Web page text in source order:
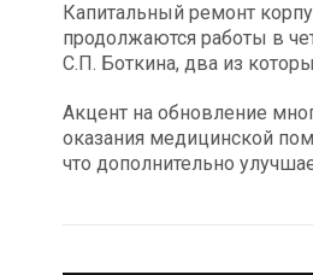
Капитальный ремонт
продолжаются работы в
С.П. Боткина, два из
Акцент на обновление
оказания медицинской
что дополнительно